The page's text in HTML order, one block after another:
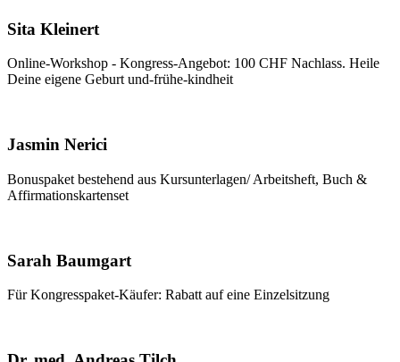
Sita Kleinert
Online-Workshop - Kongress-Angebot: 100 CHF Nachlass. Heile
Deine eigene Geburt und-frühe-kindheit
Jasmin Nerici
Bonuspaket bestehend aus Kursunterlagen/ Arbeitsheft, Buch &
Affirmationskartenset
Sarah Baumgart
Für Kongresspaket-Käufer: Rabatt auf eine Einzelsitzung